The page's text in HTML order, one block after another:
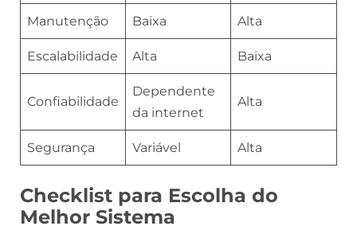
Manutenção Baixa Alta
Escalabilidade Alta Baixa
Confiabilidade
Dependente
da internet
Alta
Segurança Variável Alta
Checklist para Escolha do
Melhor Sistema